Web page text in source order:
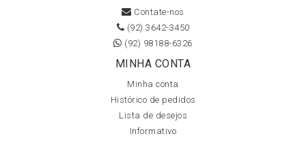
Contate-nos
(92) 3642-3450
(92) 98188-6326
MINHA CONTA
Minha conta
Histórico de pedidos
Lista de desejos
Informativo